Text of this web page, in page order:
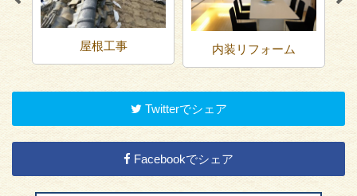
屋根工事 内装リフォーム
Twitterでシェア
Facebookでシェア